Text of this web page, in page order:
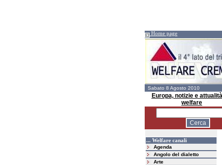
Home page
Sabato 8 Agosto 2010
Europa, notizie e
welfare
... Welfare canali
Agenda
Angolo del dialetto
Arte